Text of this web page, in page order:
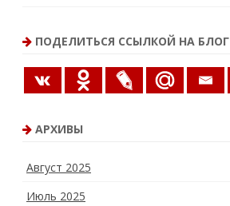
ПОДЕЛИТЬСЯ ССЫЛКОЙ НА БЛОГ
АРХИВЫ
Август 2025
Июль 2025